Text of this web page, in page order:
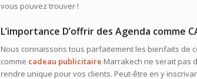
vous pouvez trouver !
L’importance D’offrir des Agenda comme
Nous connaissons tous parfaitement les bienfaits de
comme cadeau publicitaire Marrakech ne serait pas
rendre unique pour vos clients. Peut-être en y